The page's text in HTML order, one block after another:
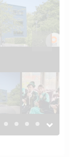
Previous